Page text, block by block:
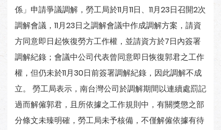
係」申請爭議調解，勞工局於11月11日、11月23日召開2次
調解會議，11月23日之調解會議中作成調解方案，請資
方同意即日起恢復勞方工作權，並請資方於7日內簽署
調解紀錄；會議中公司代表曾同意即日恢復郭君之工作
權，但仍未於11月30日前簽署調解紀錄，因此調解不成
立。 勞工局表示，南台灣公司於調解期間以連續處罰記
過而解僱郭君，且所依據之工作規則中，有關獎懲之部
分條文未臻明確，勞工局未予核備，不僅解僱依據有待